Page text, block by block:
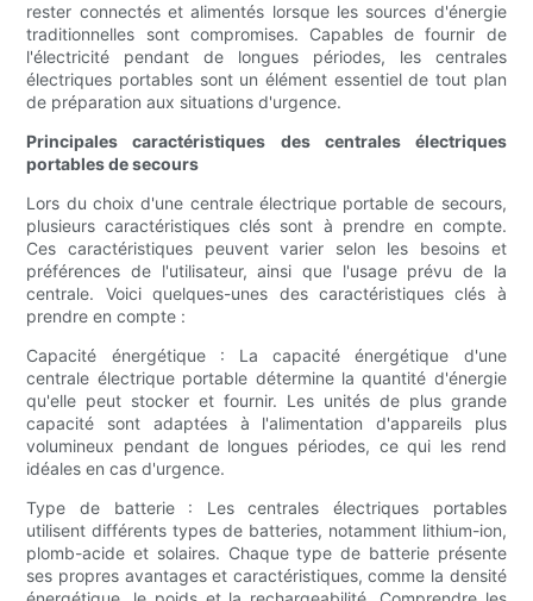
rester connectés et alimentés lorsque les sources d'énergie
traditionnelles sont compromises. Capables de fournir de
l'électricité pendant de longues périodes, les centrales
électriques portables sont un élément essentiel de tout plan
de préparation aux situations d'urgence.
Principales caractéristiques des centrales électriques
portables de secours
Lors du choix d'une centrale électrique portable de secours,
plusieurs caractéristiques clés sont à prendre en compte.
Ces caractéristiques peuvent varier selon les besoins et
préférences de l'utilisateur, ainsi que l'usage prévu de la
centrale. Voici quelques-unes des caractéristiques clés à
prendre en compte :
Capacité énergétique : La capacité énergétique d'une
centrale électrique portable détermine la quantité d'énergie
qu'elle peut stocker et fournir. Les unités de plus grande
capacité sont adaptées à l'alimentation d'appareils plus
volumineux pendant de longues périodes, ce qui les rend
idéales en cas d'urgence.
Type de batterie : Les centrales électriques portables
utilisent différents types de batteries, notamment lithium-ion,
plomb-acide et solaires. Chaque type de batterie présente
ses propres avantages et caractéristiques, comme la densité